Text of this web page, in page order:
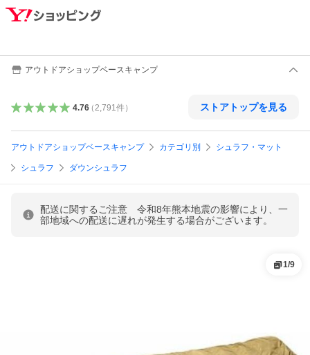
アウトドアショップベースキャンプ
4.76（ 2,791件） ストアトップを見る
アウトドアショップベースキャンプ カテゴリ別 シュラフ・マット
シュラフ ダウンシュラフ
配送に関するご注意 令和8年熊本地震の影響により、一
部地域への配送に遅れが発生する場合がございます。
1/9